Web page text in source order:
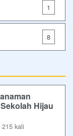
1
8
Hijau
kali